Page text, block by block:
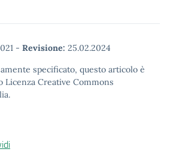
- Revisione: 25.02.2024
specificato, questo articolo è
Licenza Creative Commons